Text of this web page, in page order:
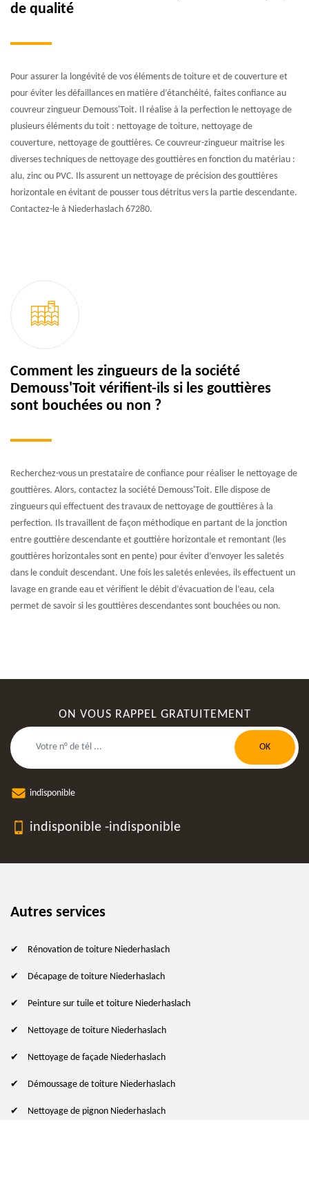
de qualité
Pour assurer la longévité de vos éléments de toiture et de couverture et
pour éviter les défaillances en matière d’étanchéité, faites confiance au
couvreur zingueur Demouss'Toit. Il réalise à la perfection le nettoyage de
plusieurs éléments du toit : nettoyage de toiture, nettoyage de
couverture, nettoyage de gouttières. Ce couvreur-zingueur maitrise les
diverses techniques de nettoyage des gouttières en fonction du matériau :
alu, zinc ou PVC. Ils assurent un nettoyage de précision des gouttières
horizontale en évitant de pousser tous détritus vers la partie descendante.
Contactez-le à Niederhaslach 67280.
Comment les zingueurs de la société
Demouss'Toit vérifient-ils si les gouttières
sont bouchées ou non ?
Recherchez-vous un prestataire de confiance pour réaliser le nettoyage de
gouttières. Alors, contactez la société Demouss'Toit. Elle dispose de
zingueurs qui effectuent des travaux de nettoyage de gouttières à la
perfection. Ils travaillent de façon méthodique en partant de la jonction
entre gouttière descendante et gouttière horizontale et remontant (les
gouttières horizontales sont en pente) pour éviter d’envoyer les saletés
dans le conduit descendant. Une fois les saletés enlevées, ils effectuent un
lavage en grande eau et vérifient le débit d’évacuation de l’eau, cela
permet de savoir si les gouttières descendantes sont bouchées ou non.
ON VOUS RAPPEL GRATUITEMENT
indisponible
indisponible -indisponible
Autres services
Rénovation de toiture Niederhaslach
Décapage de toiture Niederhaslach
Peinture sur tuile et toiture Niederhaslach
Nettoyage de toiture Niederhaslach
Nettoyage de façade Niederhaslach
Démoussage de toiture Niederhaslach
Nettoyage de pignon Niederhaslach